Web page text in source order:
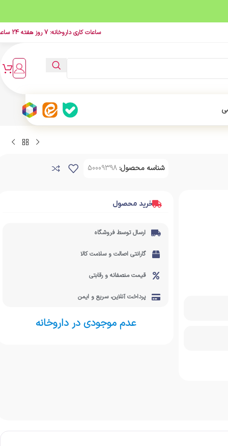
ساعات کاری داروخانه: 7 روز هفته 24 ساعت
شناسه محصول: 50009398
خرید محصول
ارسال توسط فروشگاه
گارانتی اصالت و سلامت کالا
قیمت منصفانه و رقابتی
پرداخت آنلاین، سریع و ایمن
عدم موجودی در داروخانه